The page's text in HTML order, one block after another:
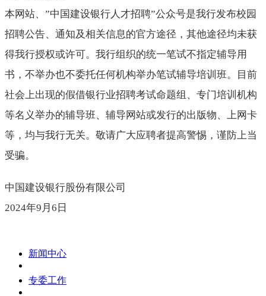
本网站、 ”中国建设银行人才招聘”公众号是我行发布校园
招聘公告、通知及相关信息的官方途径，其他途径均未获
得我行授权或许可。我行组织的统一笔试不指定辅导用
书，不举办也不委托任何机构举办笔试辅导培训班。目前
社会上出现的假借银行业招聘考试命题组、专门培训机构
等名义举办的辅导班、辅导网站或发行的出版物、上网卡
等，均与我行无关。敬请广大应聘者提高警惕，谨防上当
受骗。
中国建设银行股份有限公司
2024年9月6日
新闻中心
专委工作